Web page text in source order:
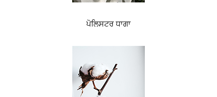
ਪੋਲਿਸਟਰ ਧਾਗਾ